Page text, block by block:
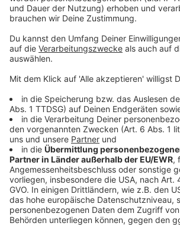
Franz-Josef Kahlen,
Anzeige
Und noch eine Zahl die ebenfalls
Prozent der Eltern erwarten bei ihren
außerdem mittelgroße bis
Wissenslücken durch den Lockdown.
Anzeige
Eltern fordern Lösungen
Anzeige